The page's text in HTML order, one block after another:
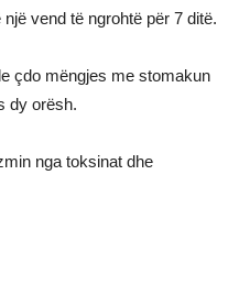
vend të ngrohtë për 7 ditë.
çdo mëngjes me stomakun
dy orësh.
nga toksinat dhe